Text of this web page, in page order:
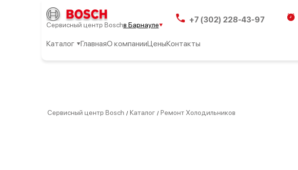
Сервисный центр Boschв Барнауле
+7 (302) 228-43-97
Каталог ГлавнаяО компанииЦеныКонтакты
Сервисный центр Bosch / Каталог / Ремонт Холодильников